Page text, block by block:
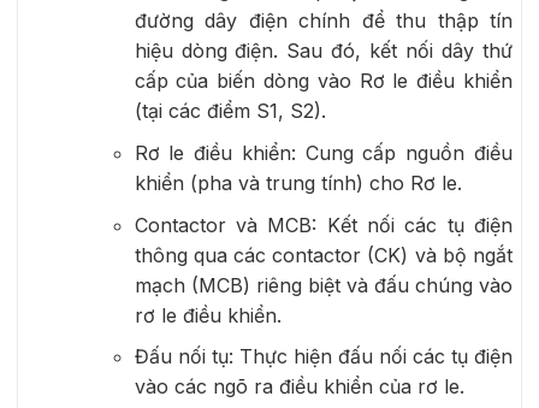
đường dây điện chính để thu thập tín
hiệu dòng điện. Sau đó, kết nối dây thứ
cấp của biến dòng vào Rơ le điều khiển
(tại các điểm S1, S2).
Rơ le điều khiển: Cung cấp nguồn điều
khiển (pha và trung tính) cho Rơ le.
Contactor và MCB: Kết nối các tụ điện
thông qua các contactor (CK) và bộ ngắt
mạch (MCB) riêng biệt và đấu chúng vào
rơ le điều khiển.
Đấu nối tụ: Thực hiện đấu nối các tụ điện
vào các ngõ ra điều khiển của rơ le.